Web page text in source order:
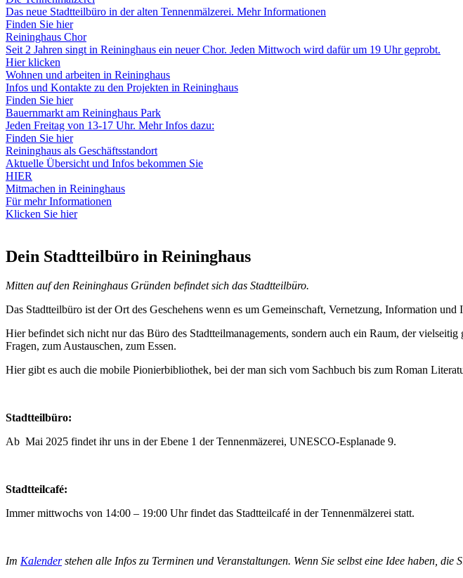
Das neue Stadtteilbüro in der alten Tennenmälzerei. Mehr Informationen
Finden Sie hier
Reininghaus Chor
Seit 2 Jahren singt in Reininghaus ein neuer Chor. Jeden Mittwoch wird dafür um 19 Uhr geprobt.
Hier klicken
Wohnen und arbeiten in Reininghaus
Infos und Kontakte zu den Projekten in Reininghaus
Finden Sie hier
Bauernmarkt am Reininghaus Park
Jeden Freitag von 13-17 Uhr. Mehr Infos dazu:
Finden Sie hier
Reininghaus als Geschäftsstandort
Aktuelle Übersicht und Infos bekommen Sie
HIER
Mitmachen in Reininghaus
Für mehr Informationen
Klicken Sie hier
Dein Stadtteilbüro in Reininghaus
Mitten auf den Reininghaus Gründen befindet sich das Stadtteilbüro.
Das Stadtteilbüro ist der Ort des Geschehens wenn es um Gemeinschaft, Vernetzung, Information
Hier befindet sich nicht nur das Büro des Stadtteilmanagements, sondern auch ein Raum, der
Fragen, zum Austauschen, zum Essen.
Hier gibt es auch die mobile Pionierbibliothek, bei der man sich vom Sachbuch bis zum Roman
Stadtteilbüro:
Ab Mai 2025 findet ihr uns in der Ebene 1 der Tennenmäzerei, UNESCO-Esplanade 9.
Stadtteilcafé:
Immer mittwochs von 14:00 – 19:00 Uhr findet das Stadtteilcafé in der Tennenmälzerei statt.
Im Kalenderstehen alle Infos zu Terminen und Veranstaltungen. Wenn Sie selbst eine Idee haben, die